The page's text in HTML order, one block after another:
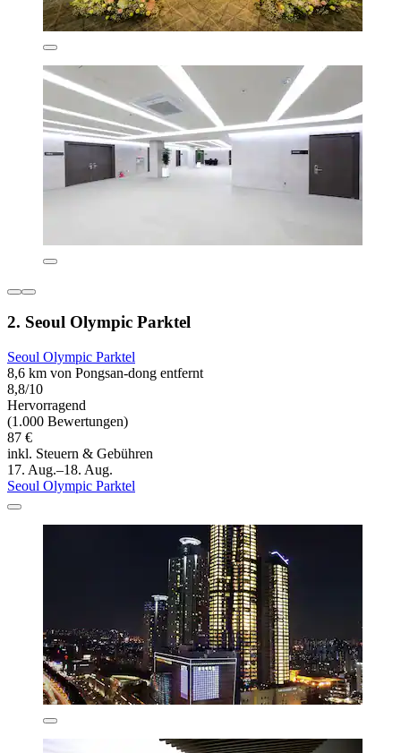
2. Seoul Olympic Parktel
Seoul Olympic Parktel
8,6 km von Pongsan-dong entfernt
8,8/10
Hervorragend
(1.000 Bewertungen)
87 €
inkl. Steuern & Gebühren
17. Aug.–18. Aug.
Seoul Olympic Parktel